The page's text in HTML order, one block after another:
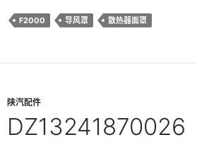
F2000 导风罩 散热器面罩
陕汽配件
DZ13241870026